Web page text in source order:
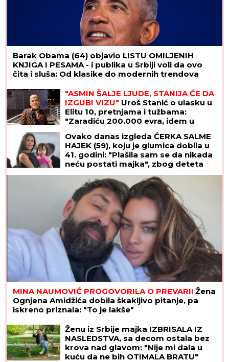
Barak Obama (64) objavio LISTU OMILJENIH
KNJIGA I PESAMA - i publika u Srbiji voli da ovo
čita i sluša: Od klasike do modernih trendova
"ASMIN ŠALJE LJUDE, STANIJA ĆE DA
IZGUBI VIZU" Uroš Stanić o ulasku u
Elitu 10, pretnjama i tužbama:
"Zaradiću 200.000 evra, idem u
Ovako danas izgleda ĆERKA SALME
HAJEK (59), koju je glumica dobila u
41. godini: "Plašila sam se da nikada
neću postati majka", zbog deteta
htela da napusti glumu, a danas je
Valentina njena najveća kritičarka
MINA NAUMOVIĆ PROGOVORILA O PREVARI! Žena
Ognjena Amidžića dobila škakljivo pitanje, pa
iskreno priznala: "To je lakše"
Ženu iz Srbije majka IZBRISALA IZ
NASLEDSTVA, sa decom ostala bez
krova nad glavom: "Nije mi dala u
kuću da ne bih OTIMALA BRATU"